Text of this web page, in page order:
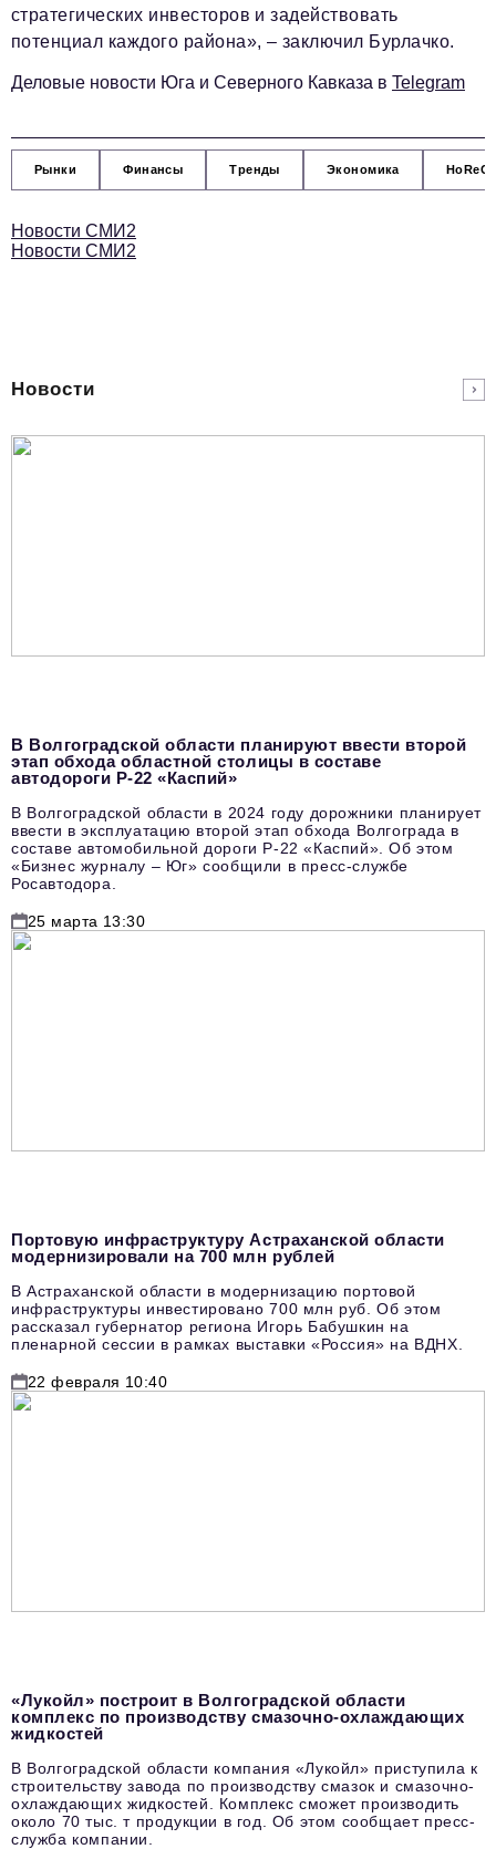
стратегических инвесторов и задействовать
потенциал каждого района», – заключил Бурлачко.
Деловые новости Юга и Северного Кавказа в Telegram
Рынки Финансы Тренды Экономика HoReCa
Новости СМИ2
Новости СМИ2
Новости
В Волгоградской области планируют ввести второй
этап обхода областной столицы в составе
автодороги Р-22 «Каспий»
В Волгоградской области в 2024 году дорожники планирует
ввести в эксплуатацию второй этап обхода Волгограда в
составе автомобильной дороги Р-22 «Каспий». Об этом
«Бизнес журналу – Юг» сообщили в пресс-службе
Росавтодора.
25 марта 13:30
Портовую инфраструктуру Астраханской области
модернизировали на 700 млн рублей
В Астраханской области в модернизацию портовой
инфраструктуры инвестировано 700 млн руб. Об этом
рассказал губернатор региона Игорь Бабушкин на
пленарной сессии в рамках выставки «Россия» на ВДНХ.
22 февраля 10:40
«Лукойл» построит в Волгоградской области
комплекс по производству смазочно-охлаждающих
жидкостей
В Волгоградской области компания «Лукойл» приступила к
строительству завода по производству смазок и смазочно-
охлаждающих жидкостей. Комплекс сможет производить
около 70 тыс. т продукции в год. Об этом сообщает пресс-
служба компании.